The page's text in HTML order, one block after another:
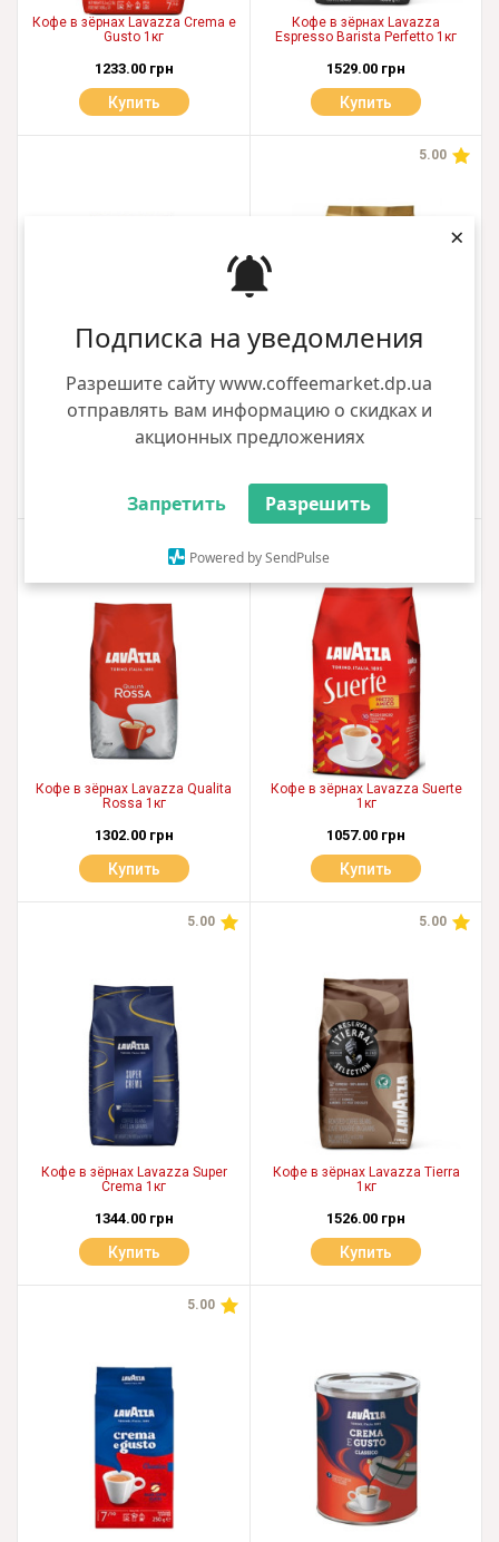
Подписка на уведомления
Разрешите сайту www.coffeemarket.dp.ua
отправлять вам информацию о скидках и
акционных предложениях
Запретить Разрешить
Powered by SendPulse
×
Кофе в зёрнах Lavazza Crema e
Gusto 1кг
1233.00 грн
Купить
Кофе в зёрнах Lavazza
Espresso Barista Perfetto 1кг
1529.00 грн
Купить
Кофе в зёрнах Lavazza Gran
Espresso 1кг
1332.00 грн
5.00
Кофе в зёрнах Lavazza Qualita
Oro 1кг
Купить
Кофе в зёрнах Lavazza Qualita
Rossa 1кг
1302.00 грн
Купить
Кофе в зёрнах Lavazza Suerte
1кг
1057.00 грн
Купить
5.00
Кофе в зёрнах Lavazza Super
Crema 1кг
1344.00 грн
Купить
5.00
Кофе в зёрнах Lavazza Tierra
1кг
1526.00 грн
Купить
5.00